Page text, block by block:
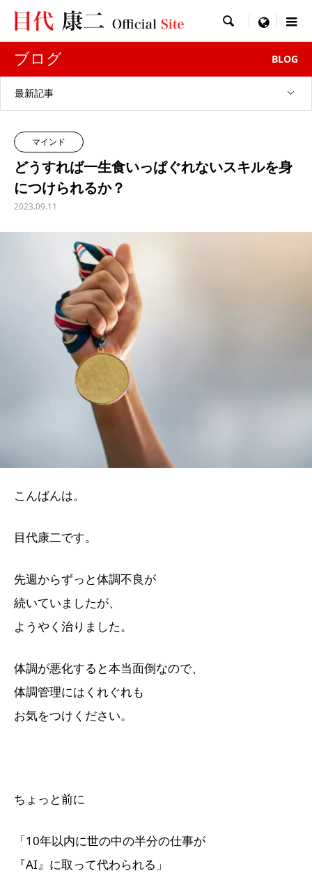
 menu
ブログ BLOG
最新記事
マインド
どうすれば一生食いっぱぐれないスキルを身
につけられるか？
2023.09.11
こんばんは。
目代康二です。
先週からずっと体調不良が
続いていましたが、
ようやく治りました。
体調が悪化すると本当面倒なので、
体調管理にはくれぐれも
お気をつけください。
ちょっと前に
「10年以内に世の中の半分の仕事が
『AI』に取って代わられる」